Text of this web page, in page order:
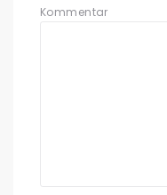
Kommentar